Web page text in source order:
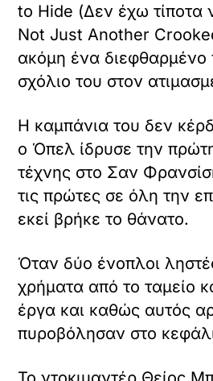
to Hide (Δεν έχω τίποτα
Not Just Another
ακόμη ένα
σχόλιο του στον
Η καμπάνια του δεν
ο Όπελ ίδρυσε την
τέχνης στο Σαν
τις πρώτες σε όλη την
εκεί βρήκε το θάνατο.
Όταν δύο ένοπλοι
χρήματα από το ταμείο
έργα και καθώς αυτός
πυροβόλησαν στο